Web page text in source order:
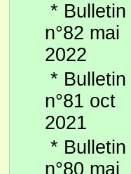
* Bulletin
n°82 mai
2022
* Bulletin
n°81 oct
2021
* Bulletin
n°80 mai